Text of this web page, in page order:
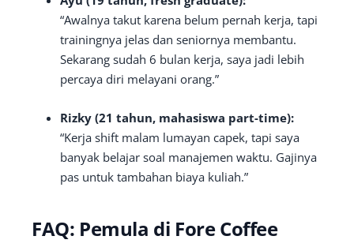
“Awalnya takut karena belum pernah kerja, tapi
trainingnya jelas dan seniornya membantu.
Sekarang sudah 6 bulan kerja, saya jadi lebih
percaya diri melayani orang.”
Rizky (21 tahun, mahasiswa part-time):
“Kerja shift malam lumayan capek, tapi saya
banyak belajar soal manajemen waktu. Gajinya
pas untuk tambahan biaya kuliah.”
FAQ: Pemula di Fore Coffee